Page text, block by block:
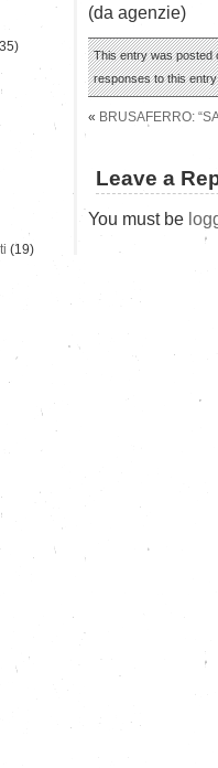
(da agenzie)
This entry was posted
responses to this
« BRUSAFERRO:
Leave a
You must be
(19)